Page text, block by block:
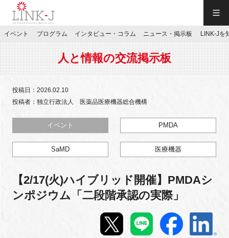
JP／EN
特別会員専用メニュー
お問い合わせ
イベント プログラム インタビュー・コラム ニュース・掲示板 LINK-Jを
人と情報の交流掲示板
投稿日：2026.02.10
投稿者：独立行政法人 医薬品医療機器総合機構
イベント PMDA
SaMD 医療機器
【2/17(火)ハイブリッド開催】PMDAシ
ンポジウム「二段階承認の実際」